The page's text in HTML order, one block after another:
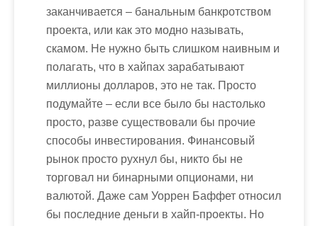
заканчивается – банальным банкротством
проекта, или как это модно называть,
скамом. Не нужно быть слишком наивным и
полагать, что в хайпах зарабатывают
миллионы долларов, это не так. Просто
подумайте – если все было бы настолько
просто, разве существовали бы прочие
способы инвестирования. Финансовый
рынок просто рухнул бы, никто бы не
торговал ни бинарными опционами, ни
валютой. Даже сам Уоррен Баффет относил
бы последние деньги в хайп-проекты. Но